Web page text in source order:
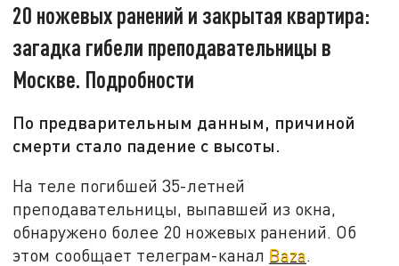
20 ножевых ранений и закрытая квартира:
загадка гибели преподавательницы в
Москве. Подробности
По предварительным данным, причиной
смерти стало падение с высоты.
На теле погибшей 35-летней
преподавательницы, выпавшей из окна,
обнаружено более 20 ножевых ранений. Об
этом сообщает телеграм-канал Baza.